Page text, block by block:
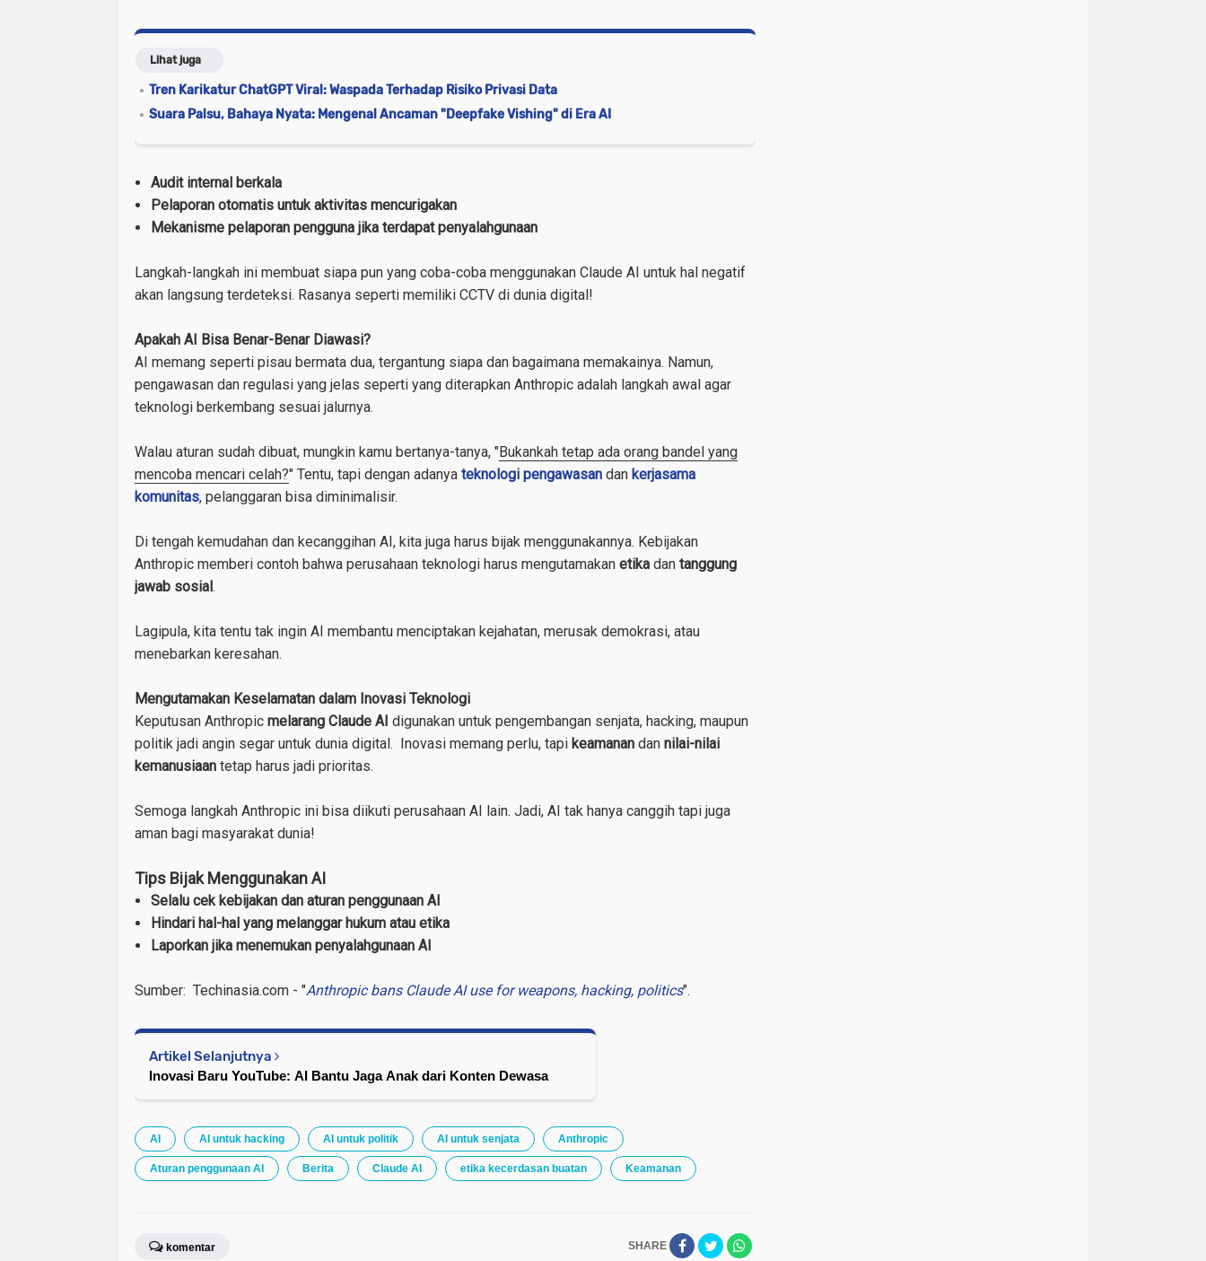
Lihat juga
Tren Karikatur ChatGPT Viral: Waspada Terhadap Risiko Privasi Data
Suara Palsu, Bahaya Nyata: Mengenal Ancaman "Deepfake Vishing" di Era AI
Audit internal berkala
Pelaporan otomatis untuk aktivitas mencurigakan
Mekanisme pelaporan pengguna jika terdapat penyalahgunaan
Langkah-langkah ini membuat siapa pun yang coba-coba menggunakan Claude AI untuk hal negatif
akan langsung terdeteksi. Rasanya seperti memiliki CCTV di dunia digital!
Apakah AI Bisa Benar-Benar Diawasi?
AI memang seperti pisau bermata dua, tergantung siapa dan bagaimana memakainya. Namun,
pengawasan dan regulasi yang jelas seperti yang diterapkan Anthropic adalah langkah awal agar
teknologi berkembang sesuai jalurnya.
Walau aturan sudah dibuat, mungkin kamu bertanya-tanya, "Bukankah tetap ada orang bandel yang
mencoba mencari celah?" Tentu, tapi dengan adanya teknologi pengawasan dan kerjasama
komunitas, pelanggaran bisa diminimalisir.
Di tengah kemudahan dan kecanggihan AI, kita juga harus bijak menggunakannya. Kebijakan
Anthropic memberi contoh bahwa perusahaan teknologi harus mengutamakan etika dan tanggung
jawab sosial.
Lagipula, kita tentu tak ingin AI membantu menciptakan kejahatan, merusak demokrasi, atau
menebarkan keresahan.
Mengutamakan Keselamatan dalam Inovasi Teknologi
Keputusan Anthropic melarang Claude AI digunakan untuk pengembangan senjata, hacking, maupun
politik jadi angin segar untuk dunia digital. Inovasi memang perlu, tapi keamanan dan nilai-nilai
kemanusiaan tetap harus jadi prioritas.
Semoga langkah Anthropic ini bisa diikuti perusahaan AI lain. Jadi, AI tak hanya canggih tapi juga
aman bagi masyarakat dunia!
Tips Bijak Menggunakan AI
Selalu cek kebijakan dan aturan penggunaan AI
Hindari hal-hal yang melanggar hukum atau etika
Laporkan jika menemukan penyalahgunaan AI
Sumber: Techinasia.com - "Anthropic bans Claude AI use for weapons, hacking, politics".
Artikel Selanjutnya
Inovasi Baru YouTube: AI Bantu Jaga Anak dari Konten Dewasa
AI AI untuk hacking AI untuk politik AI untuk senjata Anthropic
Aturan penggunaan AI Berita Claude AI etika kecerdasan buatan Keamanan
SHARE
komentar